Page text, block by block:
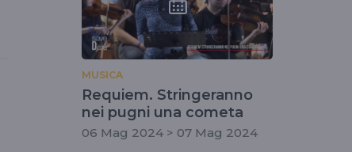
MUSICA
Requiem. Stringeranno
nei pugni una cometa
06 Mag 2024 > 07 Mag 2024